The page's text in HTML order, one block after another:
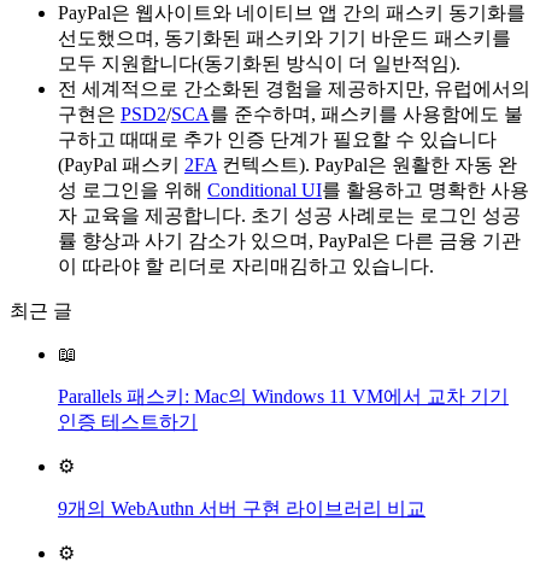
PayPal은 웹사이트와 네이티브 앱 간의 패스키 동기화를
선도했으며, 동기화된 패스키와 기기 바운드 패스키를
모두 지원합니다(동기화된 방식이 더 일반적임).
전 세계적으로 간소화된 경험을 제공하지만, 유럽에서의
구현은 PSD2/SCA를 준수하며, 패스키를 사용함에도 불
구하고 때때로 추가 인증 단계가 필요할 수 있습니다
(PayPal 패스키 2FA 컨텍스트). PayPal은 원활한 자동 완
성 로그인을 위해 Conditional UI를 활용하고 명확한 사용
자 교육을 제공합니다. 초기 성공 사례로는 로그인 성공
률 향상과 사기 감소가 있으며, PayPal은 다른 금융 기관
이 따라야 할 리더로 자리매김하고 있습니다.
최근 글
📖
Parallels 패스키: Mac의 Windows 11 VM에서 교차 기기
인증 테스트하기
⚙️
9개의 WebAuthn 서버 구현 라이브러리 비교
⚙️